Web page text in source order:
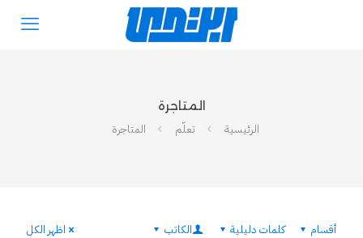
المتاجرة
الرئيسية
تعلّم المتاجرة
أقسام كلمات دليلية الكاتب اظهر الكل